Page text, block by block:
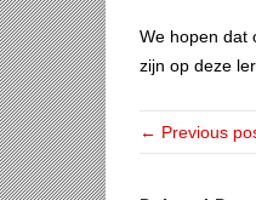
We hopen dat
zijn op deze
← Previous